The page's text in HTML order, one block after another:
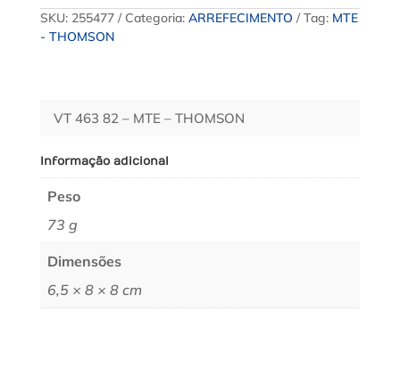
SKU: 255477 Categoria: ARREFECIMENTO Tag: MTE
- THOMSON
VT 463 82 – MTE – THOMSON
Informação adicional
Peso
73 g
Dimensões
6,5 × 8 × 8 cm